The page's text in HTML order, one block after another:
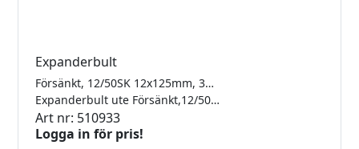
Expanderbult
Försänkt, 12/50SK 12x125mm, 316 kvalite för utomhus.
Expanderbult ute Försänkt,12/50SK 12x125mm
Art nr: 510933
Logga in för pris!